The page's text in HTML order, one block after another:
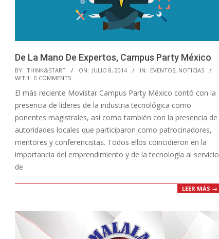
De La Mano De Expertos, Campus Party México
2014-
07-
08
BY: THINK&START ON: JULIO 8, 2014 IN: EVENTOS, NOTICIAS
WITH: 0 COMMENTS
El más reciente Movistar Campus Party México contó con la
presencia de líderes de la industria tecnológica como
ponentes magistrales, así como también con la presencia de
autoridades locales que participaron como patrocinadores,
mentores y conferencistas. Todos ellos coincidieron en la
importancia del emprendimiento y de la tecnología al servicio
de
LEER MÁS →